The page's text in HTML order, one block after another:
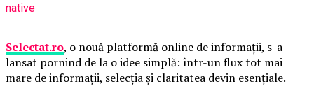
native
Selectat.ro, o nouă platformă online de informații, s-a
lansat pornind de la o idee simplă: într-un flux tot mai
mare de informații, selecția și claritatea devin esențiale.